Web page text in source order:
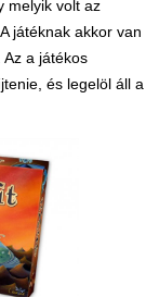
melyik volt az
játéknak akkor van
a játékos
és legelöl áll a